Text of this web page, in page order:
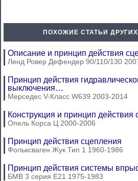
ПОХОЖИЕ СТАТЬИ
Описание и принцип действия
Ленд Ровер Дефендер 90/110/130
Принцип действия
выключения…
Мерседес V-Класс W639 2003-2014
Конструкция и принцип действия
Опель Корса Ц 2000-2006
Принцип действия сцепления
Фольксваген Жук Тип 1 1960-1986
Принцип действия системы
БМВ 3 серия Е21 1975-1983